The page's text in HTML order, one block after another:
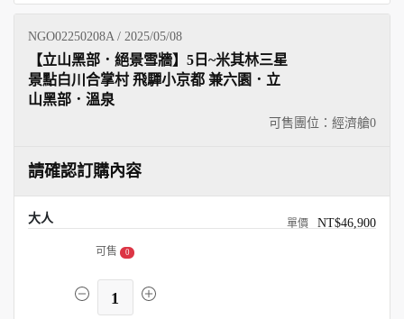
NGO02250208A / 2025/05/08
可售團位：經濟艙0
【立山黑部．絕景雪牆】5日~米其林三星
景點白川合掌村 飛驒小京都 兼六園．立
山黑部．溫泉
請確認訂購內容
大人 NT$46,900
可售 0
1